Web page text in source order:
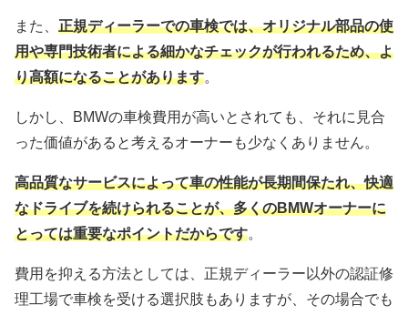
また、 正規ディーラーでの車検では、オリジナル部品の使
用や専門技術者による細かなチェックが行われるため、よ
り高額になることがあります。
しかし、BMWの車検費用が高いとされても、それに見合
った価値があると考えるオーナーも少なくありません。
高品質なサービスによって車の性能が長期間保たれ、快適
なドライブを続けられることが、多くのBMWオーナーに
とっては重要なポイントだからです。
費用を抑える方法としては、正規ディーラー以外の認証修
理工場で車検を受ける選択肢もありますが、その場合でも